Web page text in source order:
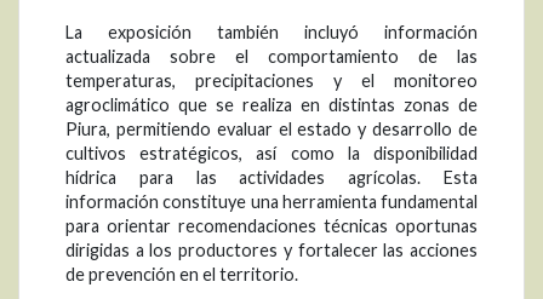
La exposición también incluyó información
actualizada sobre el comportamiento de las
temperaturas, precipitaciones y el monitoreo
agroclimático que se realiza en distintas zonas de
Piura, permitiendo evaluar el estado y desarrollo de
cultivos estratégicos, así como la disponibilidad
hídrica para las actividades agrícolas. Esta
información constituye una herramienta fundamental
para orientar recomendaciones técnicas oportunas
dirigidas a los productores y fortalecer las acciones
de prevención en el territorio.